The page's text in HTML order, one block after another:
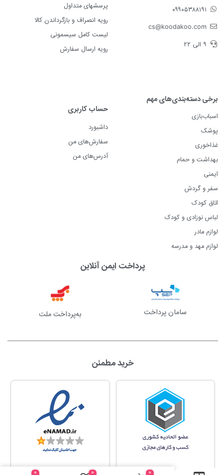
۰۹۹۰۵۳۸۸۱۹۱
cs@koodakoo.com
۹ الی ۲۲
پرسشهای متداول
رویه انصراف و بازگرداندن کالا
لیست کامل سیسمونی
رویه ارسال سفارش
برخی دسته‌بندی‌های مهم
اسباب‌بازی
پوشک
غذاخوری
بهداشت و حمام
ایمنی
سفر و گردش
اتاق کودک
لباس نوزادی و کودک
لوازم مادر
لوازم مهد و مدرسه
حساب کاربری
داشبورد
سفارش‌های من
آدرس‌های من
پرداخت ایمن آنلاین
سامان پرداخت به‌پرداخت ملت
خرید مطمئن
0
0
0